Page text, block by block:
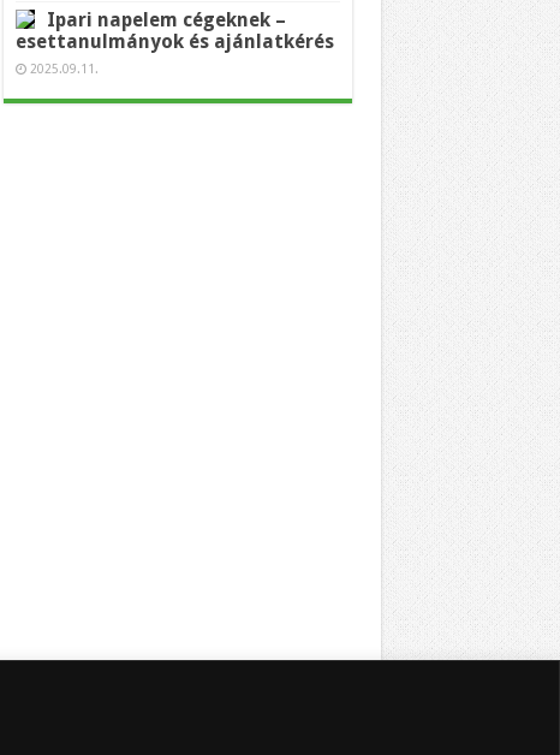
Ipari napelem cégeknek –
esettanulmányok és ajánlatkérés
2025.09.11.